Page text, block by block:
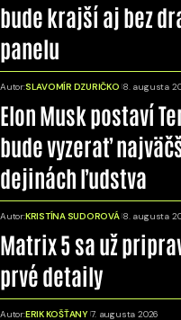
bude krajší aj bez
panelu
Autor:SLAVOMÍR DZURIČKO 8. augusta
Elon Musk postaví
bude vyzerať
dejinách ľudstva
Autor:KRISTÍNA SUDOROVÁ 8. augusta
Matrix 5 sa už
prvé detaily
Autor:ERIK KOŠŤANY 7. augusta 2026